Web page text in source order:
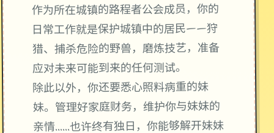
作为所在城镇的路程者公会成员，你的
日常工作就是保护城镇中的居民——狩
猎、捕杀危险的野兽，磨炼技艺，准备
应对未来可能到来的任何测试。
除此以外，你还要悉心照料病重的妹
妹。管理好家庭财务，维护你与妹妹的
亲情……也许终有独日，你能够解开妹妹